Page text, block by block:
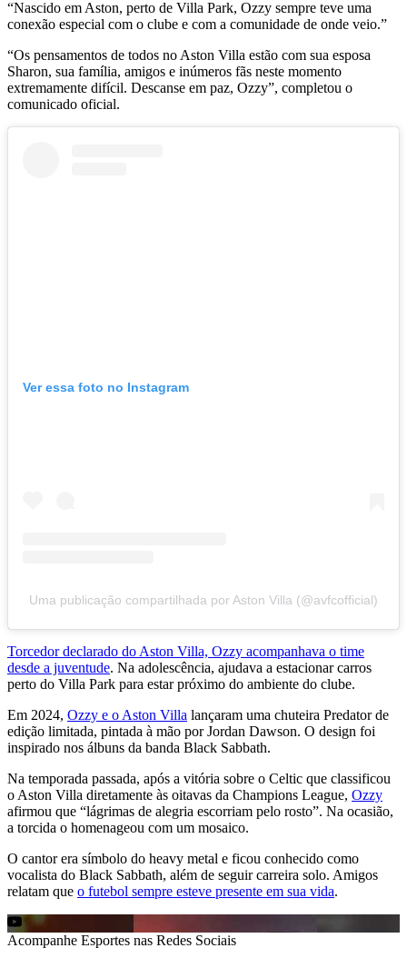
“Nascido em Aston, perto de Villa Park, Ozzy sempre teve uma
conexão especial com o clube e com a comunidade de onde veio.”
“Os pensamentos de todos no Aston Villa estão com sua esposa
Sharon, sua família, amigos e inúmeros fãs neste momento
extremamente difícil. Descanse em paz, Ozzy”, completou o
comunicado oficial.
Ver essa foto no Instagram
Uma publicação compartilhada por Aston Villa (@avfcofficial)
Torcedor declarado do Aston Villa, Ozzy acompanhava o time
desde a juventude. Na adolescência, ajudava a estacionar carros
perto do Villa Park para estar próximo do ambiente do clube.
Em 2024, Ozzy e o Aston Villa lançaram uma chuteira Predator de
edição limitada, pintada à mão por Jordan Dawson. O design foi
inspirado nos álbuns da banda Black Sabbath.
Na temporada passada, após a vitória sobre o Celtic que classificou
o Aston Villa diretamente às oitavas da Champions League, Ozzy
afirmou que “lágrimas de alegria escorriam pelo rosto”. Na ocasião,
a torcida o homenageou com um mosaico.
O cantor era símbolo do heavy metal e ficou conhecido como
vocalista do Black Sabbath, além de seguir carreira solo. Amigos
relatam que o futebol sempre esteve presente em sua vida.
Acompanhe Esportes nas Redes Sociais